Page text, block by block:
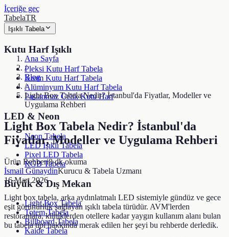
İçeriğe geç
TabelaTR
Işıklı Tabela
Kutu Harf Işıklı
Pleksi Kutu Harf Tabela
Krom Kutu Harf Tabela
Alüminyum Kutu Harf Tabela
Paslanmaz Çelik Kutu Harf
LED & Neon
Neon Tabela
LED Işıklı Tabela
Pixel LED Tabela
RGB Tabela
Büyük & Dış Mekan
Light Box Tabela
Totem Tabela
Billboard Tabela
Kaide Tabela
Ana Sayfa
/
Blog
/
Light Box Tabela Nedir? İstanbul'da Fiyatlar, Modeller ve
Uygulama Rehberi
Light Box Tabela Nedir? İstanbul'da
Fiyatlar, Modeller ve Uygulama Rehberi
Ürün Rehberi8dk okuma
İsmail GünaydinKurucu & Tabela Uzmanı
16 Mart 2026
Light box tabela, arka aydınlatmalı LED sistemiyle gündüz ve gece
eşit görünürlük sağlayan ışıklı tabela türüdür. AVM'lerden
restoranlara, kliniklerden otellere kadar yaygın kullanım alanı bulan
bu tabela tipi hakkında merak edilen her şeyi bu rehberde derledik.